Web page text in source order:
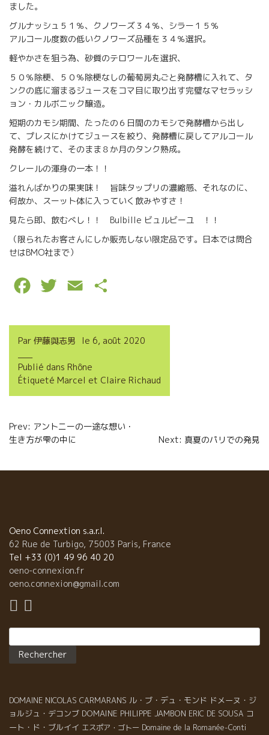
ました。
グルナッシュ５１％、クノワーズ３４％、シラー１５％
アルコール度数の低いクノワーズ品種を３４％選択。
軽やかさを狙う為、砂質のテロワールを選択、
５０％除梗、５０％除梗なしの葡萄房丸ごと発酵槽に入れて、タ
ンクの底に溜まるジュースをコマ目に取り出す完璧なマセラッシ
ョン・カルボニック醸造。
短期のカモシ期間、たったの６日間のカモシで発酵槽から出し
て、プレスにかけてジュースを絞り、発酵槽に戻してアルコール
発酵を続けて、そのまま８か月のタンク熟成。
クレールの渾身の一本！！
溢れんばかりの果実味！ 旨味タップリの濃縮感、それなのに、
何故か、スーット体に入っていく飲みやすさ！
見たら即、飲むべし！！ Bulbille ビュルビーユ ！！
（限られたお客さんにしか販売しない限定品です。日本では問合
せはBMO社まで）
c
b
o
k
i
t
e
a
l
r
g
Par 伊藤與志男 le 6, août 2020
Publié dans Rhône
Étiqueté Marcel et Claire Richaud
Navigation
de
l’article
Prev: アントニーの一途な想い・
生き方が雫の中に
Next: 真夏のパリでの発見
Oeno Connextion s.a.r.l.
62 Rue de Turbigo, 75003 Paris, France
Tel +33 (0)1 49 96 40 20
oeno-connexion.fr
oeno.connexion@gmail.com
DOMAINE NICOLAS CARMARANS ル・ブ・デュ・モンド ドメーヌ・ジ
ョルジュ・デコンブ DOMAINE PHILIPPE JAMBON ERIC DE SOUSA コ
ート・ド・ブルイイ エスポア・ゴトー Domaine de la Romanée-Conti